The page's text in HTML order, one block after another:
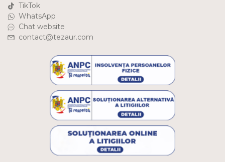
TikTok
WhatsApp
Chat website
contact@tezaur.com